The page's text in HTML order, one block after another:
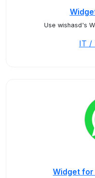
Use wishasd's
IT /
Widget